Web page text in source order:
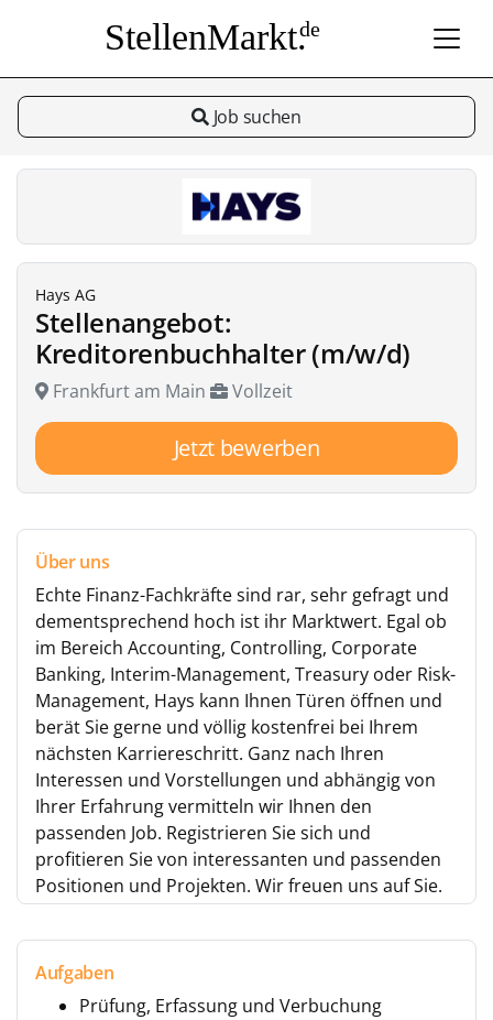
StellenMarkt.de
Job suchen
Hays AG
Stellenangebot:
Kreditorenbuchhalter (m/w/d)
Frankfurt am Main Vollzeit
Jetzt bewerben
Über uns
Echte Finanz-Fachkräfte sind rar, sehr gefragt und
dementsprechend hoch ist ihr Marktwert. Egal ob
im Bereich Accounting, Controlling, Corporate
Banking, Interim-Management, Treasury oder Risk-
Management, Hays kann Ihnen Türen öffnen und
berät Sie gerne und völlig kostenfrei bei Ihrem
nächsten Karriereschritt. Ganz nach Ihren
Interessen und Vorstellungen und abhängig von
Ihrer Erfahrung vermitteln wir Ihnen den
passenden Job. Registrieren Sie sich und
profitieren Sie von interessanten und passenden
Positionen und Projekten. Wir freuen uns auf Sie.
Aufgaben
Prüfung, Erfassung und Verbuchung